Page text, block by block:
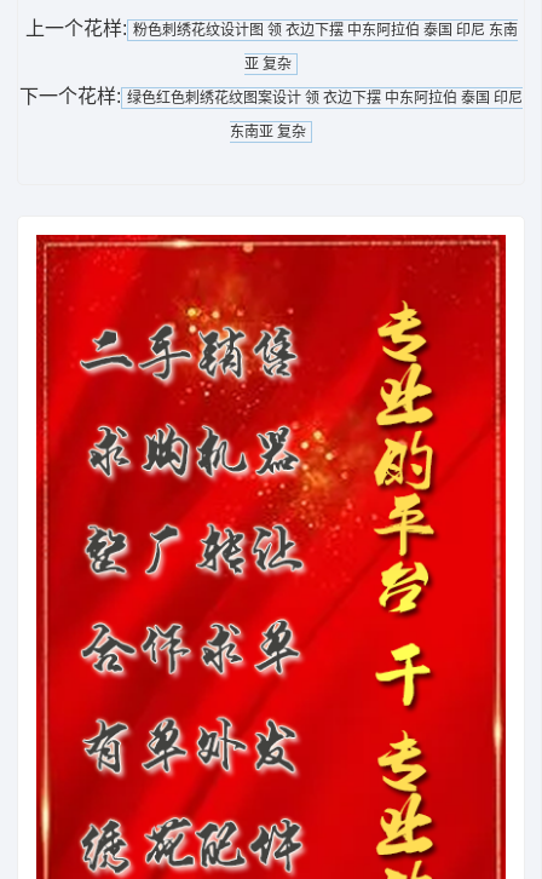
上一个花样: 粉色刺绣花纹设计图 领 衣边下摆 中东阿拉伯 泰国 印尼 东南
亚 复杂
下一个花样: 绿色红色刺绣花纹图案设计 领 衣边下摆 中东阿拉伯 泰国 印尼
东南亚 复杂